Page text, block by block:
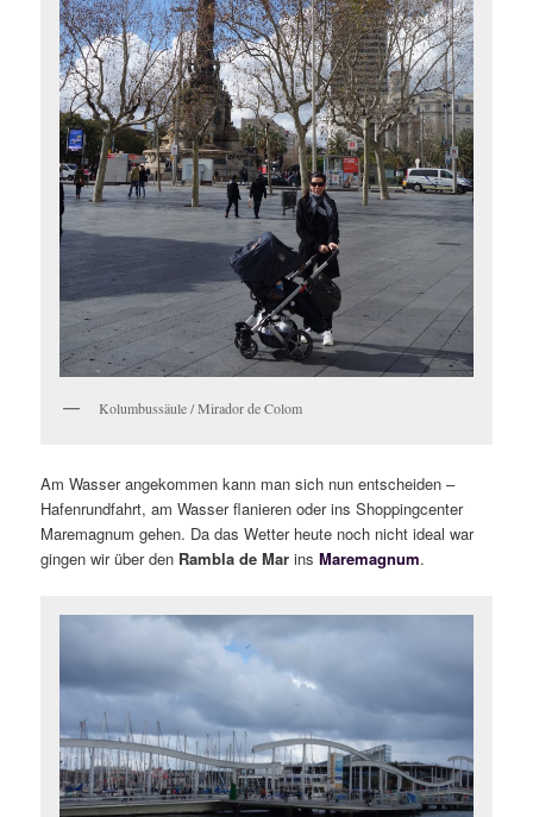
Kolumbussäule / Mirador de Colom
Am Wasser angekommen kann man sich nun entscheiden –
Hafenrundfahrt, am Wasser flanieren oder ins Shoppingcenter
Maremagnum gehen. Da das Wetter heute noch nicht ideal war
gingen wir über den Rambla de Mar insMaremagnum.